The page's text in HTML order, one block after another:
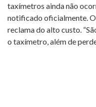
taxímetros ainda não
notificado oficialmente.
reclama do alto custo.
o taxímetro, além de